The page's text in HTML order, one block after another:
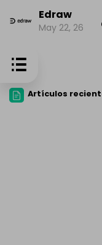
Edraw
May 22, 26
Artículos